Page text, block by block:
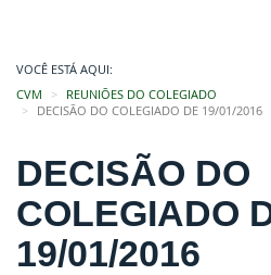
VOCÊ ESTÁ AQUI:
CVM
REUNIÕES DO COLEGIADO
DECISÃO DO COLEGIADO DE 19/01/2016
DECISÃO DO
COLEGIADO
19/01/2016